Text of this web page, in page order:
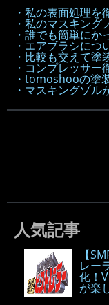
・私の表面処理を
・私のマスキング
・誰でも簡単にか
・エアブラシにつ
・比較も交えて塗
・コンプレッサー
・tomoshooの塗
・マスキングゾル
人気記事
【
レー
化！
が楽